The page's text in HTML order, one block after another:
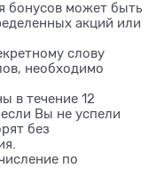
бонусов может быть
акций или
слову
необходимо
в течение 12
Вы не успели
без
по